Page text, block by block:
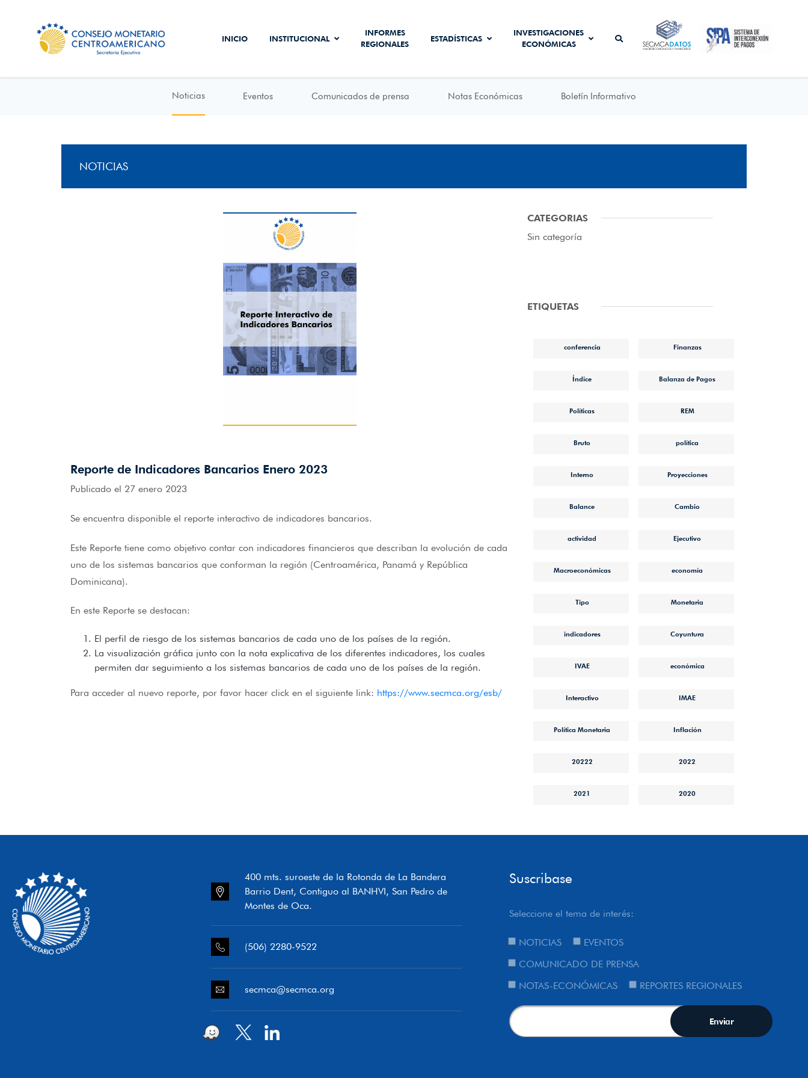
INICIO INSTITUCIONAL
INFORMES
REGIONALES
ESTADÍSTICAS
INVESTIGACIONES
ECONÓMICAS
SECMCA
DATOS
SISTEMA DE
INTERCONEXIÓN
DE PAGOS
Noticias Eventos Comunicados de prensa Notas Económicas Boletín Informativo
NOTICIAS
Reporte de Indicadores Bancarios Enero 2023
Publicado el 27 enero 2023
Se encuentra disponible el reporte interactivo de indicadores bancarios.
Este Reporte tiene como objetivo contar con indicadores financieros que describan la evolución de cada
uno de los sistemas bancarios que conforman la región (Centroamérica, Panamá y República
Dominicana).
En este Reporte se destacan:
El perfil de riesgo de los sistemas bancarios de cada uno de los países de la región.
La visualización gráfica junto con la nota explicativa de los diferentes indicadores, los cuales
permiten dar seguimiento a los sistemas bancarios de cada uno de los países de la región.
Para acceder al nuevo reporte, por favor hacer click en el siguiente link: https://www.secmca.org/esb/
CATEGORIAS
Sin categoría
ETIQUETAS
conferencia Finanzas
Índice Balanza de Pagos
Políticas REM
Bruto política
Interno Proyecciones
Balance Cambio
actividad Ejecutivo
Macroeconómicas economía
Tipo Monetaria
indicadores Coyuntura
IVAE económica
Interactivo IMAE
Política Monetaria Inflación
20222 2022
2021 2020
400 mts. suroeste de la Rotonda de La Bandera
Barrio Dent, Contiguo al BANHVI, San Pedro de
Montes de Oca.
(506) 2280-9522
secmca@secmca.org
Suscribase
Seleccione el tema de interés:
NOTICIAS
EVENTOS
COMUNICADO DE PRENSA
NOTAS-ECONÓMICAS
REPORTES REGIONALES